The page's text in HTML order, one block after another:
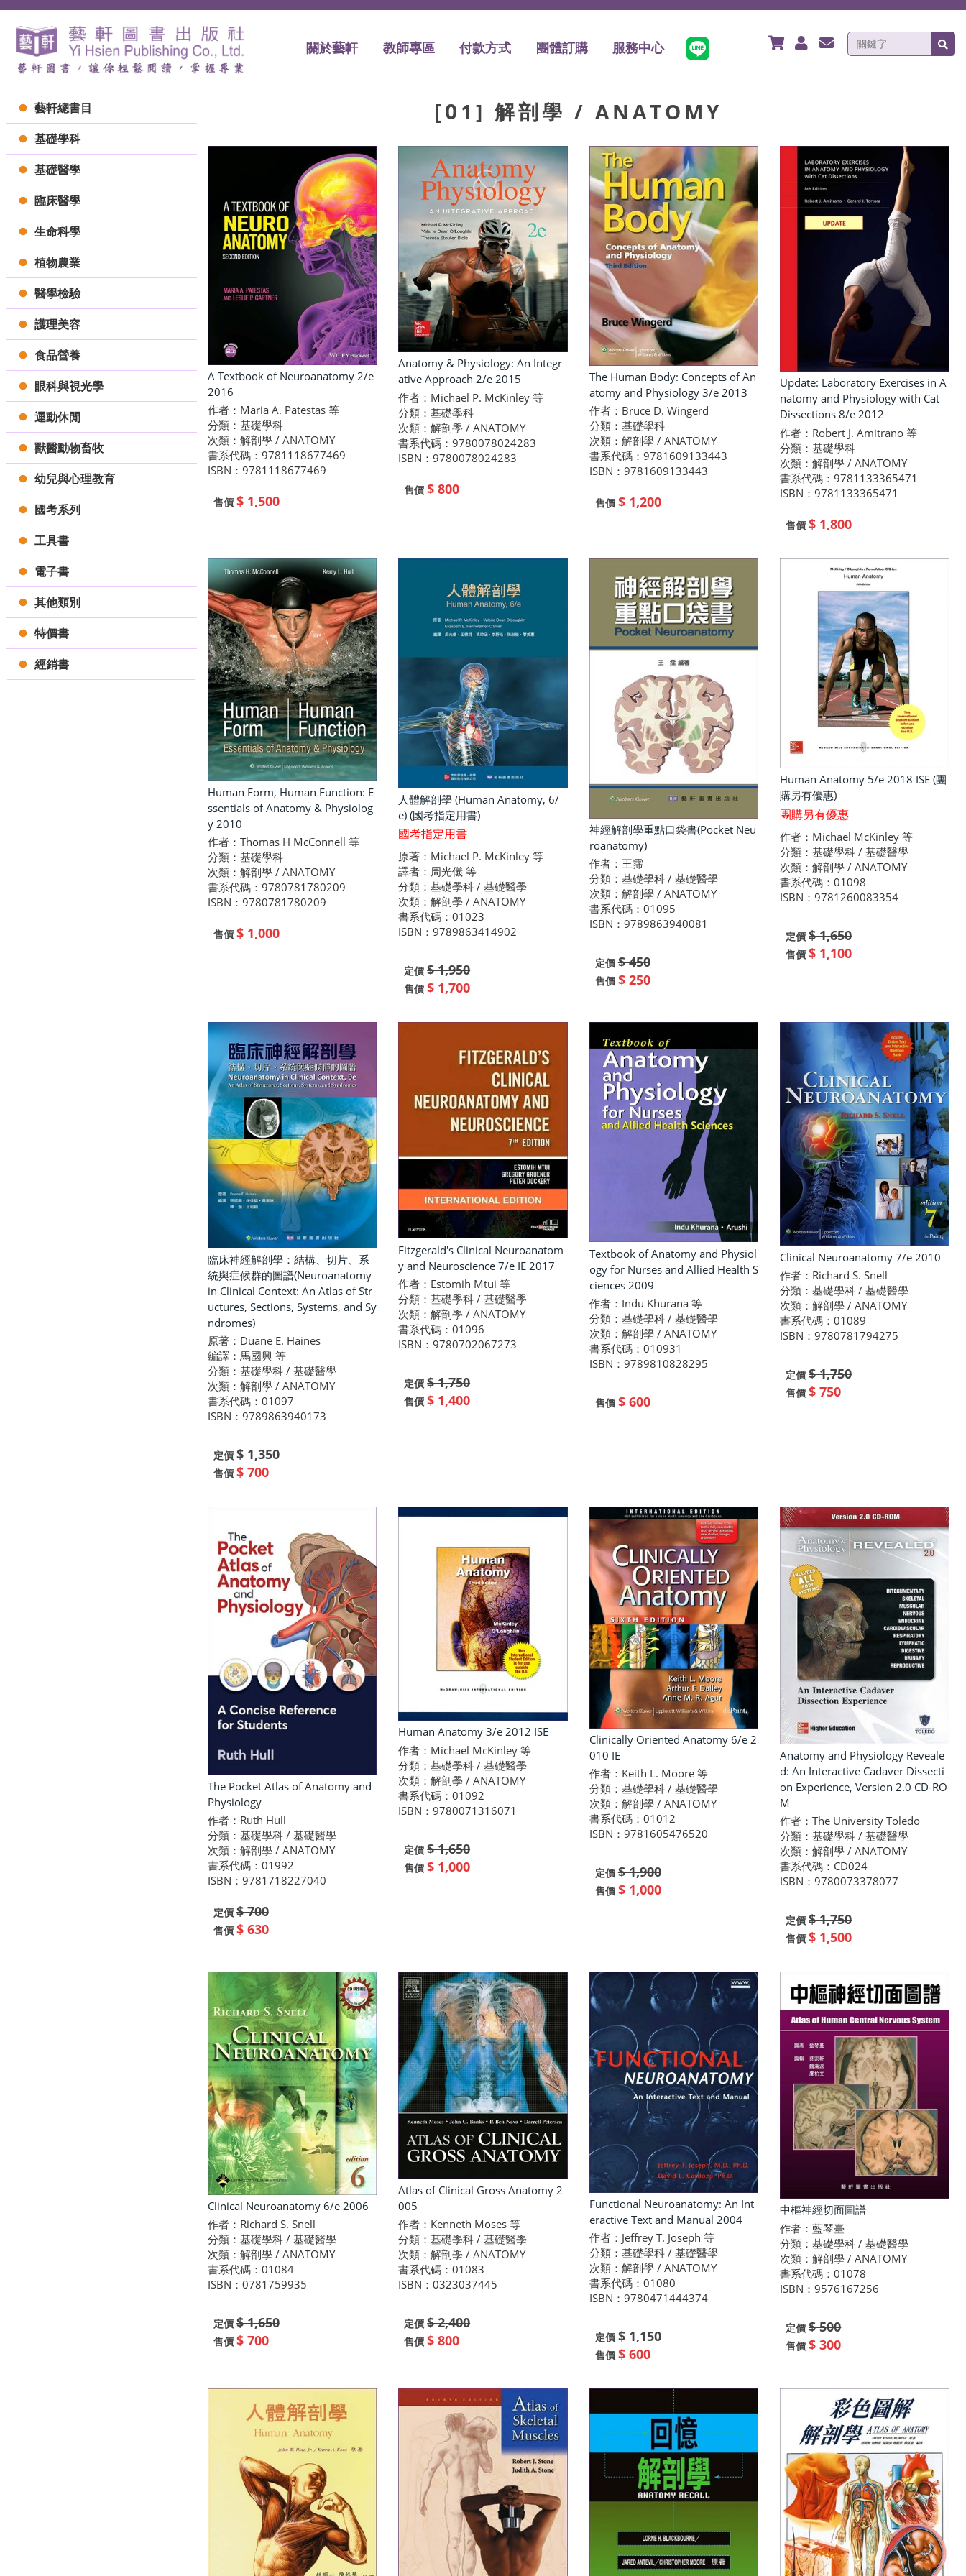
關於藝軒 教師專區 付款方式 團體訂購 服務中心
藝軒總書目
基礎學科
基礎醫學
臨床醫學
生命科學
植物農業
醫學檢驗
護理美容
食品營養
眼科與視光學
運動休閒
獸醫動物畜牧
幼兒與心理教育
國考系列
工具書
電子書
其他類別
特價書
經銷書
[01] 解剖學 / ANATOMY
A Textbook of Neuroanatomy 2/e
2016
作者：Maria A. Patestas 等
分類：基礎學科
次類：解剖學 / ANATOMY
書系代碼：9781118677469
ISBN：9781118677469
售價 $ 1,500
Anatomy & Physiology: An Integr
ative Approach 2/e 2015
作者：Michael P. McKinley 等
分類：基礎學科
次類：解剖學 / ANATOMY
書系代碼：9780078024283
ISBN：9780078024283
售價 $ 800
The Human Body: Concepts of An
atomy and Physiology 3/e 2013
作者：Bruce D. Wingerd
分類：基礎學科
次類：解剖學 / ANATOMY
書系代碼：9781609133443
ISBN：9781609133443
售價 $ 1,200
Update: Laboratory Exercises in A
natomy and Physiology with Cat
Dissections 8/e 2012
作者：Robert J. Amitrano 等
分類：基礎學科
次類：解剖學 / ANATOMY
書系代碼：9781133365471
ISBN：9781133365471
售價 $ 1,800
Human Form, Human Function: E
ssentials of Anatomy & Physiolog
y 2010
作者：Thomas H McConnell 等
分類：基礎學科
次類：解剖學 / ANATOMY
書系代碼：9780781780209
ISBN：9780781780209
售價 $ 1,000
人體解剖學 (Human Anatomy, 6/
e) (國考指定用書)
國考指定用書
原著：Michael P. McKinley 等
譯者：周光儀 等
分類：基礎學科 / 基礎醫學
次類：解剖學 / ANATOMY
書系代碼：01023
ISBN：9789863414902
定價 $ 1,950
售價 $ 1,700
神經解剖學重點口袋書(Pocket Neu
roanatomy)
作者：王霈
分類：基礎學科 / 基礎醫學
次類：解剖學 / ANATOMY
書系代碼：01095
ISBN：9789863940081
定價 $ 450
售價 $ 250
Human Anatomy 5/e 2018 ISE (團
購另有優惠)
團購另有優惠
作者：Michael McKinley 等
分類：基礎學科 / 基礎醫學
次類：解剖學 / ANATOMY
書系代碼：01098
ISBN：9781260083354
定價 $ 1,650
售價 $ 1,100
臨床神經解剖學：結構、切片、系
統與症候群的圖譜(Neuroanatomy
in Clinical Context: An Atlas of Str
uctures, Sections, Systems, and Sy
ndromes)
原著：Duane E. Haines
編譯：馬國興 等
分類：基礎學科 / 基礎醫學
次類：解剖學 / ANATOMY
書系代碼：01097
ISBN：9789863940173
定價 $ 1,350
售價 $ 700
Fitzgerald's Clinical Neuroanatom
y and Neuroscience 7/e IE 2017
作者：Estomih Mtui 等
分類：基礎學科 / 基礎醫學
次類：解剖學 / ANATOMY
書系代碼：01096
ISBN：9780702067273
定價 $ 1,750
售價 $ 1,400
Textbook of Anatomy and Physiol
ogy for Nurses and Allied Health S
ciences 2009
作者：Indu Khurana 等
分類：基礎學科 / 基礎醫學
次類：解剖學 / ANATOMY
書系代碼：010931
ISBN：9789810828295
售價 $ 600
Clinical Neuroanatomy 7/e 2010
作者：Richard S. Snell
分類：基礎學科 / 基礎醫學
次類：解剖學 / ANATOMY
書系代碼：01089
ISBN：9780781794275
定價 $ 1,750
售價 $ 750
The Pocket Atlas of Anatomy and
Physiology
作者：Ruth Hull
分類：基礎學科 / 基礎醫學
次類：解剖學 / ANATOMY
書系代碼：01992
ISBN：9781718227040
定價 $ 700
售價 $ 630
Human Anatomy 3/e 2012 ISE
作者：Michael McKinley 等
分類：基礎學科 / 基礎醫學
次類：解剖學 / ANATOMY
書系代碼：01092
ISBN：9780071316071
定價 $ 1,650
售價 $ 1,000
Clinically Oriented Anatomy 6/e 2
010 IE
作者：Keith L. Moore 等
分類：基礎學科 / 基礎醫學
次類：解剖學 / ANATOMY
書系代碼：01012
ISBN：9781605476520
定價 $ 1,900
售價 $ 1,000
Anatomy and Physiology Reveale
d: An Interactive Cadaver Dissecti
on Experience, Version 2.0 CD-RO
M
作者：The University Toledo
分類：基礎學科 / 基礎醫學
次類：解剖學 / ANATOMY
書系代碼：CD024
ISBN：9780073378077
定價 $ 1,750
售價 $ 1,500
Clinical Neuroanatomy 6/e 2006
作者：Richard S. Snell
分類：基礎學科 / 基礎醫學
次類：解剖學 / ANATOMY
書系代碼：01084
ISBN：0781759935
定價 $ 1,650
售價 $ 700
Atlas of Clinical Gross Anatomy 2
005
作者：Kenneth Moses 等
分類：基礎學科 / 基礎醫學
次類：解剖學 / ANATOMY
書系代碼：01083
ISBN：0323037445
定價 $ 2,400
售價 $ 800
Functional Neuroanatomy: An Int
eractive Text and Manual 2004
作者：Jeffrey T. Joseph 等
分類：基礎學科 / 基礎醫學
次類：解剖學 / ANATOMY
書系代碼：01080
ISBN：9780471444374
定價 $ 1,150
售價 $ 600
中樞神經切面圖譜
作者：藍琴臺
分類：基礎學科 / 基礎醫學
次類：解剖學 / ANATOMY
書系代碼：01078
ISBN：9576167256
定價 $ 500
售價 $ 300